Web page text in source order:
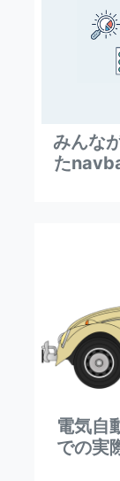
みんな
た
電気自
での実